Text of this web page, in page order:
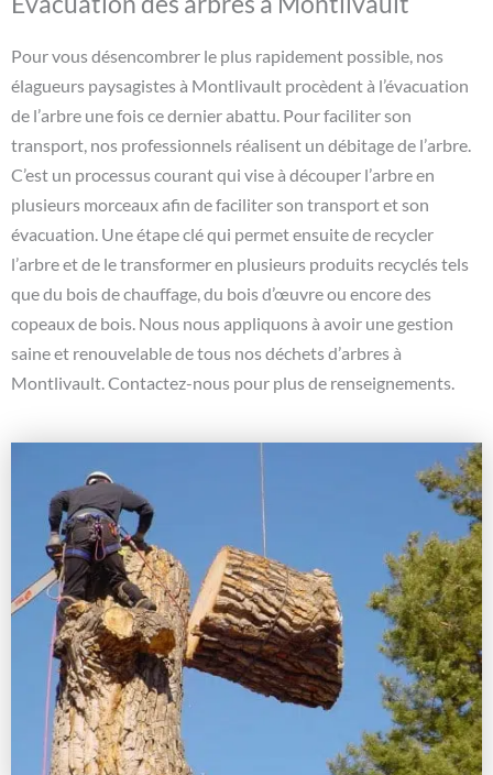
Pour vous désencombrer le plus rapidement possible, nos
élagueurs paysagistes à Montlivault procèdent à l’évacuation
de l’arbre une fois ce dernier abattu. Pour faciliter son
transport, nos professionnels réalisent un débitage de l’arbre.
C’est un processus courant qui vise à découper l’arbre en
plusieurs morceaux afin de faciliter son transport et son
évacuation. Une étape clé qui permet ensuite de recycler
l’arbre et de le transformer en plusieurs produits recyclés tels
que du bois de chauffage, du bois d’œuvre ou encore des
copeaux de bois. Nous nous appliquons à avoir une gestion
saine et renouvelable de tous nos déchets d’arbres à
Montlivault. Contactez-nous pour plus de renseignements.